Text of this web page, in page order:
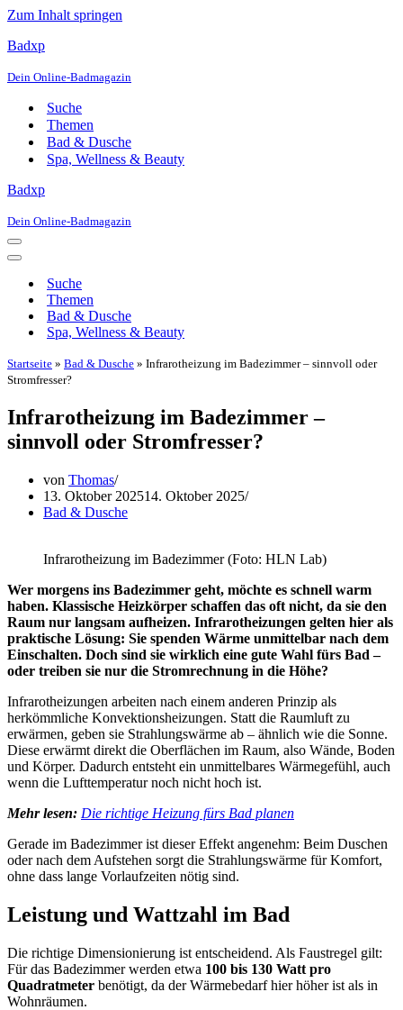
Zum Inhalt springen
Badxp
Dein Online-Badmagazin
Suche
Themen
Bad & Dusche
Spa, Wellness & Beauty
Badxp
Dein Online-Badmagazin
Navigationsmenü
Navigationsmenü
Suche
Themen
Bad & Dusche
Spa, Wellness & Beauty
Startseite » Bad & Dusche » Infrarotheizung im Badezimmer – sinnvoll oder
Stromfresser?
Infrarotheizung im Badezimmer –
sinnvoll oder Stromfresser?
von Thomas
13. Oktober 202514. Oktober 2025
Bad & Dusche
Infrarotheizung im Badezimmer (Foto: HLN Lab)
Wer morgens ins Badezimmer geht, möchte es schnell warm
haben. Klassische Heizkörper schaffen das oft nicht, da sie den
Raum nur langsam aufheizen. Infrarotheizungen gelten hier als
praktische Lösung: Sie spenden Wärme unmittelbar nach dem
Einschalten. Doch sind sie wirklich eine gute Wahl fürs Bad –
oder treiben sie nur die Stromrechnung in die Höhe?
Infrarotheizungen arbeiten nach einem anderen Prinzip als
herkömmliche Konvektionsheizungen. Statt die Raumluft zu
erwärmen, geben sie Strahlungswärme ab – ähnlich wie die Sonne.
Diese erwärmt direkt die Oberflächen im Raum, also Wände, Boden
und Körper. Dadurch entsteht ein unmittelbares Wärmegefühl, auch
wenn die Lufttemperatur noch nicht hoch ist.
Mehr lesen: Die richtige Heizung fürs Bad planen
Gerade im Badezimmer ist dieser Effekt angenehm: Beim Duschen
oder nach dem Aufstehen sorgt die Strahlungswärme für Komfort,
ohne dass lange Vorlaufzeiten nötig sind.
Leistung und Wattzahl im Bad
Die richtige Dimensionierung ist entscheidend. Als Faustregel gilt:
Für das Badezimmer werden etwa 100 bis 130 Watt pro
Quadratmeter benötigt, da der Wärmebedarf hier höher ist als in
Wohnräumen.